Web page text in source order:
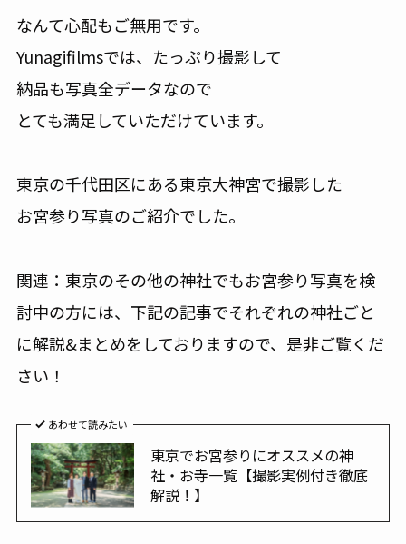
なんて心配もご無用です。
Yunagifilmsでは、たっぷり撮影して
納品も写真全データなので
とても満足していただけています。
東京の千代田区にある東京大神宮で撮影した
お宮参り写真のご紹介でした。
関連：東京のその他の神社でもお宮参り写真を検
討中の方には、下記の記事でそれぞれの神社ごと
に解説&まとめをしておりますので、是非ご覧くだ
さい！
あわせて読みたい
東京でお宮参りにオススメの神
社・お寺一覧【撮影実例付き徹底
解説！】